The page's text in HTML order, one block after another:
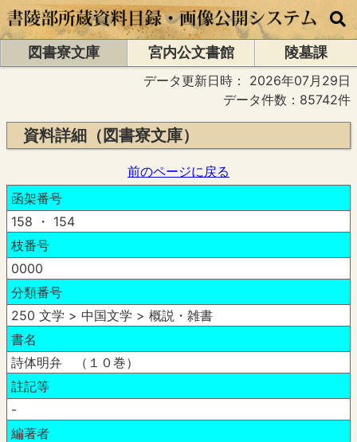
図書寮文庫 宮内公文書館
陵墓課
データ更新日時： 2026年07月29日
データ件数：85742件
資料詳細（図書寮文庫）
前のページに戻る
函架番号
158 ・ 154
枝番号
0000
分類番号
250 文学 > 中国文学 > 概説・雑書
書名
詩体明弁 （１０巻）
註記等
-
編著者